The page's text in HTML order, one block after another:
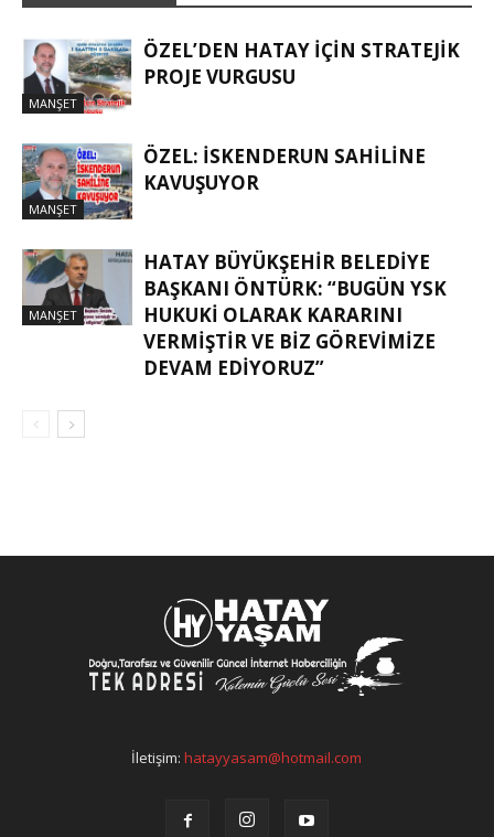
MANŞET
ÖZEL’DEN HATAY İÇIN STRATEJIK
PROJE VURGUSU
MANŞET
ÖZEL: İSKENDERUN SAHİLİNE
KAVUŞUYOR
MANŞET
HATAY BÜYÜKŞEHIR BELEDIYE
BAŞKANI ÖNTÜRK: “BUGÜN YSK
HUKUKI OLARAK KARARINI
VERMIŞTIR VE BIZ GÖREVIMIZE
DEVAM EDIYORUZ”
İletişim:hatayyasam@hotmail.com